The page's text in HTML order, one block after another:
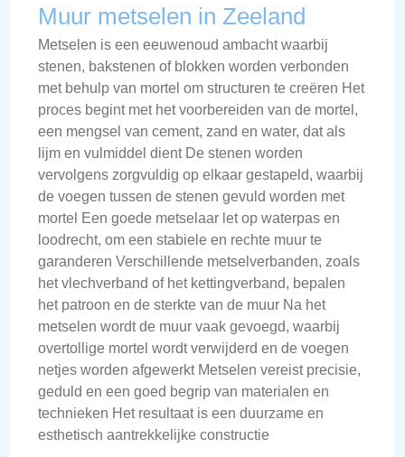
Muur metselen in Zeeland
Metselen is een eeuwenoud ambacht waarbij
stenen, bakstenen of blokken worden verbonden
met behulp van mortel om structuren te creëren Het
proces begint met het voorbereiden van de mortel,
een mengsel van cement, zand en water, dat als
lijm en vulmiddel dient De stenen worden
vervolgens zorgvuldig op elkaar gestapeld, waarbij
de voegen tussen de stenen gevuld worden met
mortel Een goede metselaar let op waterpas en
loodrecht, om een stabiele en rechte muur te
garanderen Verschillende metselverbanden, zoals
het vlechverband of het kettingverband, bepalen
het patroon en de sterkte van de muur Na het
metselen wordt de muur vaak gevoegd, waarbij
overtollige mortel wordt verwijderd en de voegen
netjes worden afgewerkt Metselen vereist precisie,
geduld en een goed begrip van materialen en
technieken Het resultaat is een duurzame en
esthetisch aantrekkelijke constructie